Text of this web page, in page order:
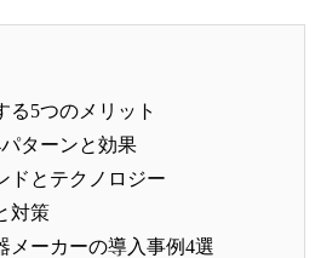
る5つのメリット
ターンと効果
ドとテクノロジー
対策
メーカーの導入事例4選